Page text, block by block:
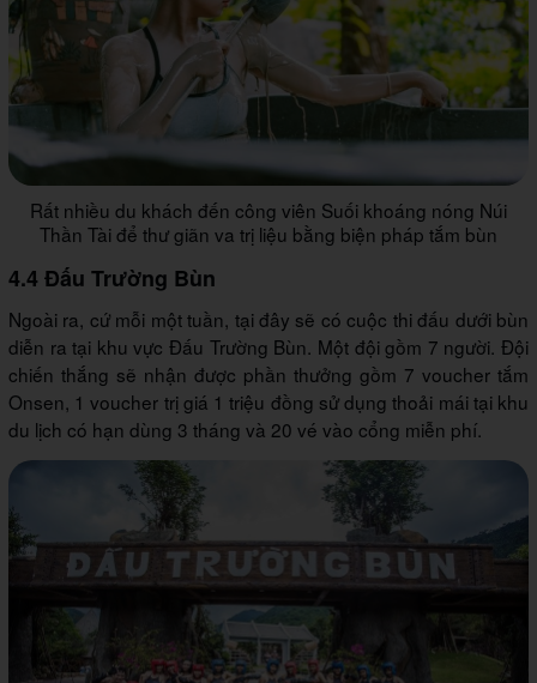
Rất nhiều du khách đến công viên Suối khoáng nóng Núi
Thần Tài để thư giãn va trị liệu bằng biện pháp tắm bùn
4.4 Đấu Trường Bùn
Ngoài ra, cứ mỗi một tuần, tại đây sẽ có cuộc thi đấu dưới bùn
diễn ra tại khu vực Đấu Trường Bùn. Một đội gồm 7 người. Đội
chiến thắng sẽ nhận được phần thưởng gồm 7 voucher tắm
Onsen, 1 voucher trị giá 1 triệu đồng sử dụng thoải mái tại khu
du lịch có hạn dùng 3 tháng và 20 vé vào cổng miễn phí.